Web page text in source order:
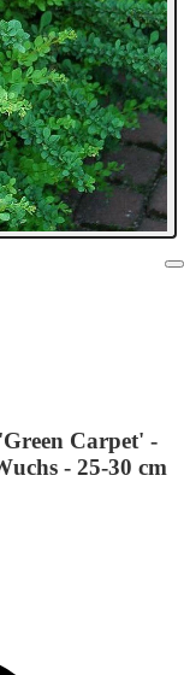
Carpet' -
- 25-30 cm